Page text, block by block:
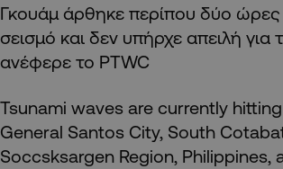
Γκουάμ άρθηκε περίπου δύο ώρες
σεισμό και δεν υπήρχε απειλή για
ανέφερε το PTWC
Tsunami waves are currently
General Santos City, South
Soccsksargen Region, Philippines,